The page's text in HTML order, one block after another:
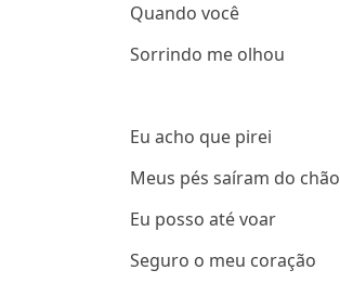
Quando você
Sorrindo me olhou
Eu acho que pirei
Meus pés saíram do chão
Eu posso até voar
Seguro o meu coração